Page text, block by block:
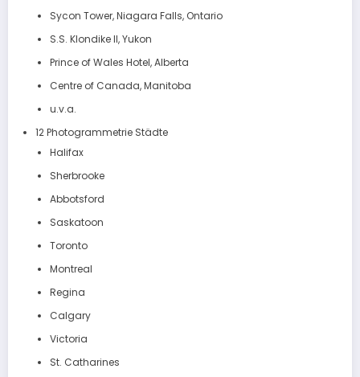
Sycon Tower, Niagara Falls, Ontario
S.S. Klondike II, Yukon
Prince of Wales Hotel, Alberta
Centre of Canada, Manitoba
u.v.a.
12 Photogrammetrie Städte
Halifax
Sherbrooke
Abbotsford
Saskatoon
Toronto
Montreal
Regina
Calgary
Victoria
St. Catharines